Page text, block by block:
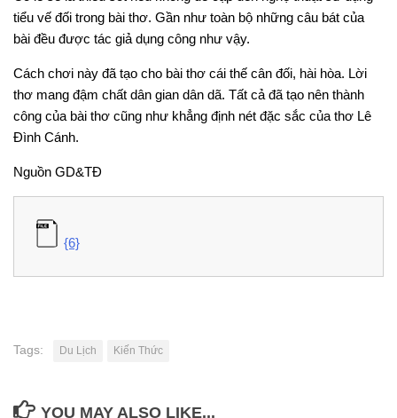
tiểu vế đối trong bài thơ. Gần như toàn bộ những câu bát của
bài đều được tác giả dụng công như vậy.
Cách chơi này đã tạo cho bài thơ cái thế cân đối, hài hòa. Lời
thơ mang đậm chất dân gian dân dã. Tất cả đã tạo nên thành
công của bài thơ cũng như khẳng định nét đặc sắc của thơ Lê
Đình Cánh.
Nguồn GD&TĐ
{6}
Tags: Du Lịch Kiến Thức
YOU MAY ALSO LIKE...